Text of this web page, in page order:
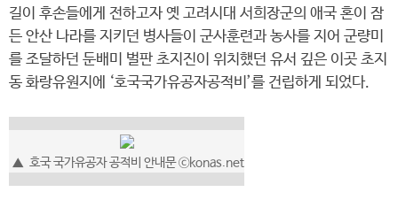
길이 후손들에게 전하고자 옛 고려시대 서희장군의 애국 혼이 잠
든 안산 나라를 지키던 병사들이 군사훈련과 농사를 지어 군량미
를 조달하던 둔배미 벌판 초지진이 위치했던 유서 깊은 이곳 초지
동 화랑유원지에 ‘호국국가유공자공적비’를 건립하게 되었다.
▲ 호국 국가유공자 공적비 안내문 ⓒkonas.net